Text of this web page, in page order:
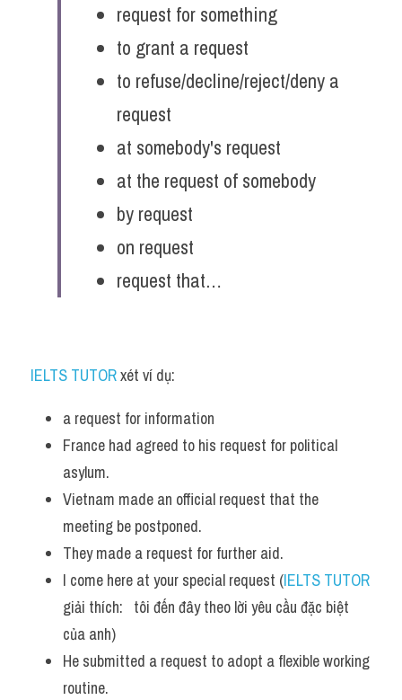
request for something
to grant a request
to refuse/decline/reject/deny a
request
at somebody's request
at the request of somebody
by request
on request
request that…
IELTS TUTOR xét ví dụ:
a request for information
France had agreed to his request for political
asylum.
Vietnam made an official request that the
meeting be postponed.
They made a request for further aid.
I come here at your special request (IELTS TUTOR
giải thích:   tôi đến đây theo lời yêu cầu đặc biệt
của anh)
He submitted a request to adopt a flexible working
routine.